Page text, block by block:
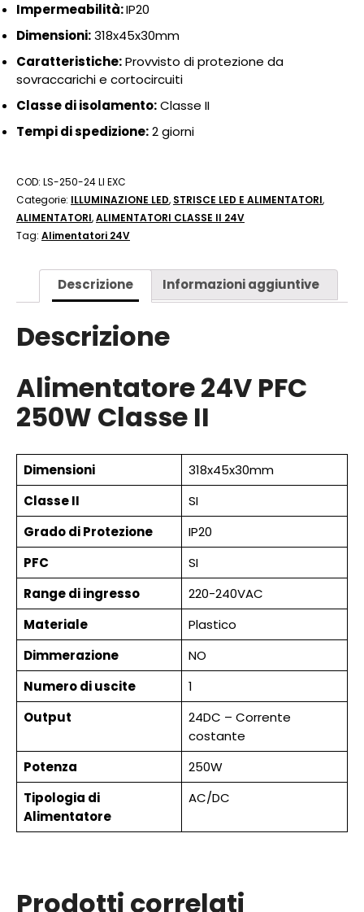
Impermeabilità:IP20
Dimensioni:318x45x30mm
Caratteristiche:Provvisto di protezione da
sovraccarichi e cortocircuiti
Classe di isolamento:Classe II
Tempi di spedizione:2 giorni
COD: LS-250-24 LI EXC
Categorie: ILLUMINAZIONE LED, STRISCE LED E ALIMENTATORI,
ALIMENTATORI,ALIMENTATORI CLASSE II 24V
Tag: Alimentatori 24V
Descrizione Informazioni aggiuntive
Descrizione
Alimentatore 24V PFC
250W Classe II
Dimensioni
318x45x30mm
Classe II
SI
Grado di Protezione
IP20
PFC
SI
Range di ingresso
220-240VAC
Materiale
Plastico
Dimmerazione
NO
Numero di uscite
1
Output
24DC – Corrente
costante
Potenza
250W
Tipologia di
Alimentatore
AC/DC
Prodotti correlati